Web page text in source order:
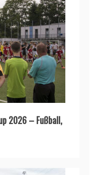
2026 – Fußball,